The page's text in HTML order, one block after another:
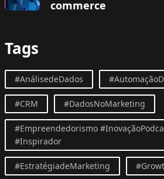
commerce
Tags
#AnálisedeDados
#CRM #DadosNoMarketing
#Empreendedorismo
#Inspirador
#EstratégiadeMarketing